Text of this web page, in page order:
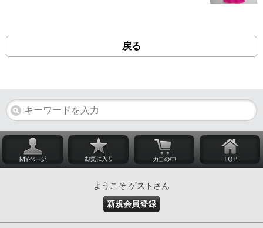
戻る
ようこそ ゲストさん
新規会員登録